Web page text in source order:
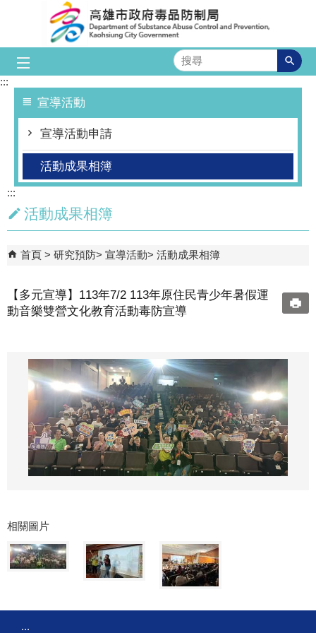
跳到主要內容區塊
搜
尋
:::
宣導活動
宣導活動申請
活動成果相簿
:::
活動成果相簿
首頁 研究預防 宣導活動 活動成果相簿
【多元宣導】113年7/2 113年原住民青少年暑假運
動音樂雙營文化教育活動毒防宣導
相關圖片
:::